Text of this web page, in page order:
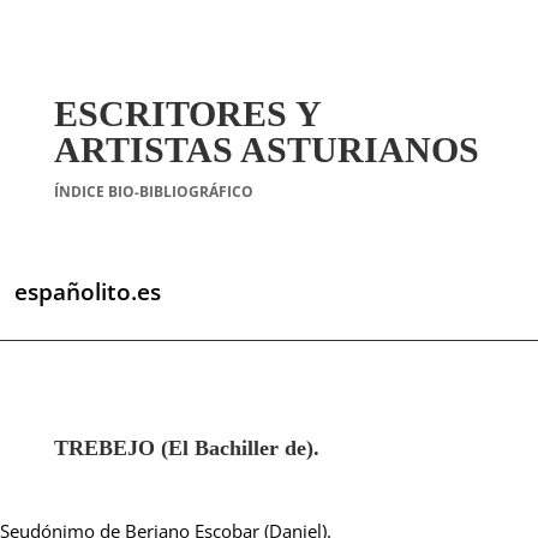
ESCRITORES Y
ARTISTAS ASTURIANOS
ÍNDICE BIO-BIBLIOGRÁFICO
españolito.es
TREBEJO (El Bachiller de).
Seudónimo de Berjano Escobar (Daniel).